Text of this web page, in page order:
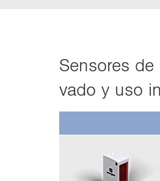
Sen­so­res
va­do y uso